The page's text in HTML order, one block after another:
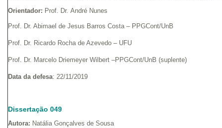
Orientador: Prof. Dr. André Nunes
Prof. Dr. Abimael de Jesus Barros Costa – PPGCont/UnB
Prof. Dr. Ricardo Rocha de Azevedo – UFU
Prof. Dr. Marcelo Driemeyer Wilbert –PPGCont/UnB (suplente)
Data da defesa: 22/11/2019
Dissertação 049
Autora: Natália Gonçalves de Sousa